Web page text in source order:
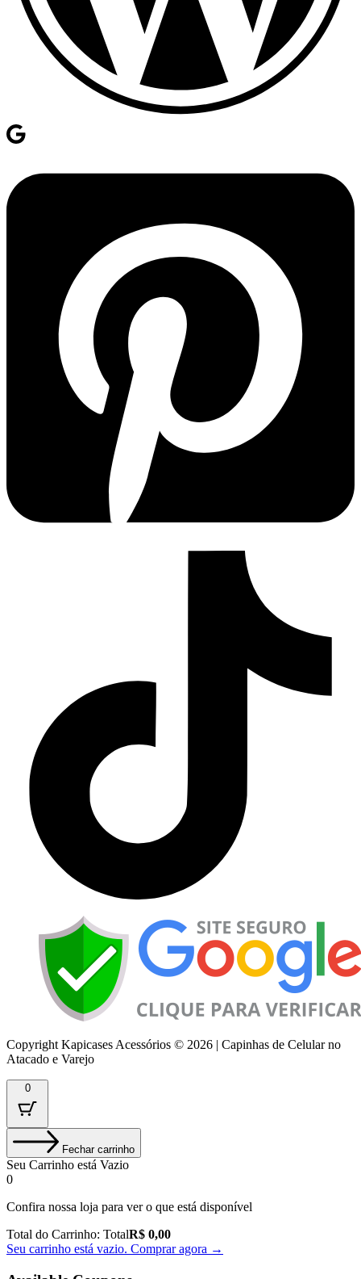
Copyright Kapicases Acessórios © 2026 | Capinhas de Celular no
Atacado e Varejo
0
Fechar carrinho
Seu Carrinho está Vazio
0
Confira nossa loja para ver o que está disponível
Total do Carrinho: TotalR$ 0,00
Seu carrinho está vazio. Comprar agora →